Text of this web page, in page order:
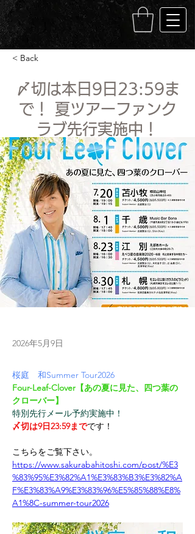
< Back
〆切は本日9日23:59ま
で！ 夏ツアーファンク
ラブ先行実施中！
2026年5月9日
桜庭　和Summer Tour2026
Four-Leaf-Clover【あの夏に見た、四つ葉の
クローバー】
特別先行メール予約実施中！
〆切は9日23:59までです！
こちらをご覧下さい。
https://www.sakurabahitoshi.com/post/%E3
%83%95%E3%82%A1%E3%83%B3%E3%82%A
F%E3%83%A9%E3%83%96%E5%85%88%E8%
A1%8C-summer-tour2026